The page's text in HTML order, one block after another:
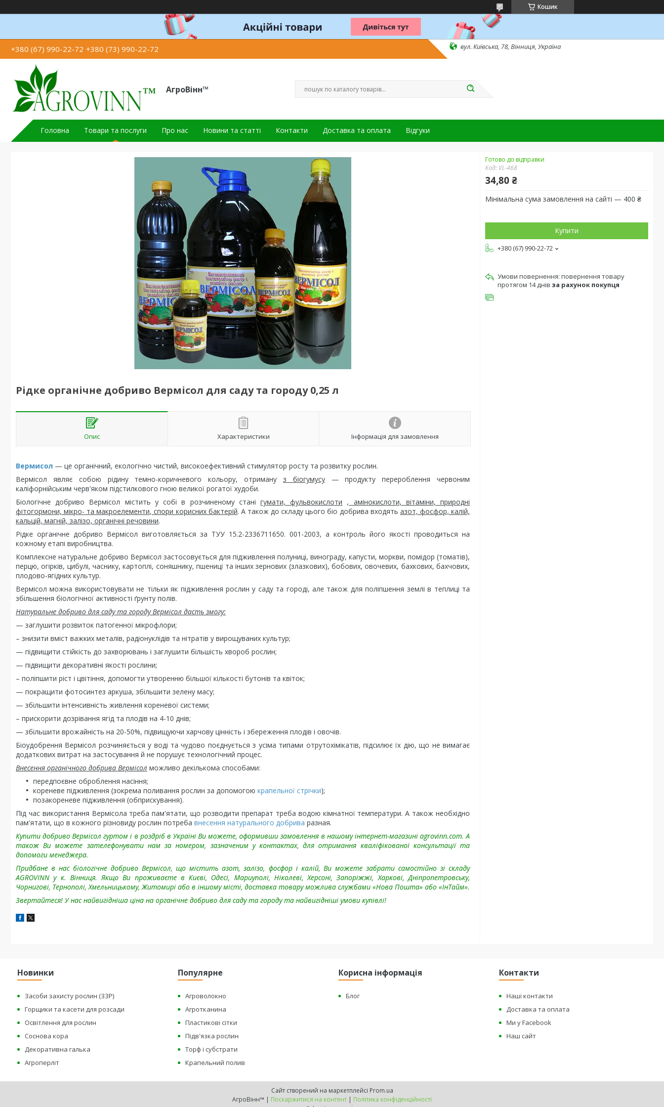
Кошик
+380 (67) 990-22-72 +380 (73) 990-22-72 вул. Київська, 78, Вінниця, Україна
АгроВінн™
Головна Товари та послуги Про нас Новини та статті Контакти Доставка та оплата Відгуки
Рідке органічне добриво Вермісол для саду та городу 0,25 л
Опис Характеристики Інформація для замовлення
Вермисол — це органічний, екологічно чистий, високоефективний стимулятор росту та розвитку рослин.
Вермісол являє собою рідину темно-коричневого кольору, отриману з біогумусу— продукту перероблення червоним
каліфорнійським черв'яком підстилкового гною великої рогатої худоби.
Біологічне добриво Вермісол містить у собі в розчиненому стані гумати, фульвокислоти , амінокислоти, вітаміни, природні
фітогормони, мікро- та макроелементи, спори корисних бактерій. А також до складу цього біо добрива входять азот, фосфор, калій,
кальцій, магній, залізо, органічні речовини.
Рідке органічне добриво Вермісол виготовляється за ТУУ 15.2-2336711650. 001-2003, а контроль його якості проводиться на
кожному етапі виробництва.
Комплексне натуральне добриво Вермісол застосовується для підживлення полуниці, винограду, капусти, моркви, помідор (томатів),
перцю, огірків, цибулі, часнику, картоплі, соняшнику, пшениці та інших зернових (злазкових), бобових, овочевих, бахкових, бахчових,
плодово-ягідних культур.
Вермісол можна використовувати не тільки як підживлення рослин у саду та городі, але також для поліпшення землі в теплиці та
збільшення біологічної активності ґрунту полів.
Натуральне добриво для саду та городу Вермісол дасть змогу:
— заглушити розвиток патогенної мікрофлори;
– знизити вміст важких металів, радіонуклідів та нітратів у вирощуваних культур;
— підвищити стійкість до захворювань і заглушити більшість хвороб рослин;
— підвищити декоративні якості рослини;
– поліпшити ріст і цвітіння, допомогти утворенню більшої кількості бутонів та квіток;
— покращити фотосинтез аркуша, збільшити зелену масу;
— збільшити інтенсивність живлення кореневої системи;
– прискорити дозрівання ягід та плодів на 4-10 днів;
— збільшити врожайність на 20-50%, підвищуючи харчову цінність і збереження плодів і овочів.
Біоудобрення Вермісол розчиняється у воді та чудово поєднується з усіма типами отрутохімікатів, підсилює їх дію, що не вимагає
додаткових витрат на застосування й не порушує технологічний процес.
Внесення органічного добрива Вермісол можливо декількома способами:
передпоєвне оброблення насіння;
кореневе підживлення (зокрема поливання рослин за допомогою крапельної стрічки);
позакореневе підживлення (обприскування).
Під час використання Вермісола треба пам'ятати, що розводити препарат треба водою кімнатної температури. А також необхідно
пам'ятати, що в кожного різновиду рослин потреба внесення натурального добрива разная.
Купити добриво Вермісол гуртом і в роздріб в Україні Ви можете, оформивши замовлення в нашому інтернет-магазині agrovinn.com. А
також Ви можете зателефонувати нам за номером, зазначеним у контактах, для отримання кваліфікованої консультації та
допомоги менеджера.
Придбане в нас біологічне добриво Вермісол, що містить азот, залізо, фосфор і калій, Ви можете забрати самостійно зі складу
AGROVINN у к. Вінниця. Якщо Ви проживаєте в Києві, Одесі, Мариуполі, Ніколеві, Херсоні, Запоріжжі, Харкові, Дніпропетровську,
Чорнигові, Тернополі, Хмельницькому, Житомирі або в іншому місті, доставка товару можлива службами «Нова Пошта» або «ІнТайм».
Звертайтеся! У нас найвигідніша ціна на органічне добриво для саду та городу та найвигідніші умови купівлі!
Готово до відправки
Код: VL-468
34,80 ₴
Мінімальна сума замовлення на сайті — 400 ₴
Купити
+380 (67) 990-22-72
повернення товару
протягом 14 днів за рахунок покупця
Новинки
Засоби захисту рослин (ЗЗР)
Горщики та касети для розсади
Освітлення для рослин
Соснова кора
Декоративна галька
Агроперліт
Популярне
Агроволокно
Агротканина
Пластикові сітки
Підв'язка рослин
Торф і субстрати
Крапельний полив
Корисна інформація
Блог
Контакти
Наші контакти
Доставка та оплата
Ми у Facebook
Наш сайт
Сайт створений на маркетплейсі Prom.ua
АгроВінн™ | Поскаржитися на контент | Політика конфіденційності